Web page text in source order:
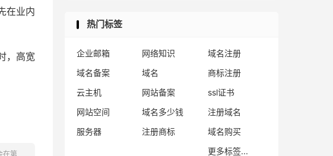
在业内
，高宽
在第
热门标签
企业邮箱 网络知识
域名注册
域名备案
域名
商标注册
云主机
网站备案
ssl证书
网站空间
域名多少钱
注册域名
服务器
注册商标
域名购买
更多标签...